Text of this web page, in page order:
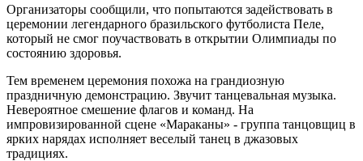
Организаторы сообщили, что попытаются задействовать в
церемонии легендарного бразильского футболиста Пеле,
который не смог поучаствовать в открытии Олимпиады по
состоянию здоровья.
Тем временем церемония похожа на грандиозную
праздничную демонстрацию. Звучит танцевальная музыка.
Невероятное смешение флагов и команд. На
импровизированной сцене «Мараканы» - группа танцовщиц в
ярких нарядах исполняет веселый танец в джазовых
традициях.